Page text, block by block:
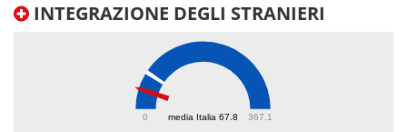
INTEGRAZIONE DEGLI STRANIERI
media Italia 67.8
0 367.1